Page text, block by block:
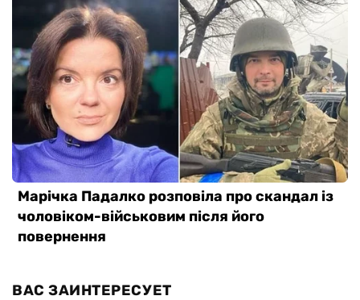
ВАС ЗАИНТЕРЕСУЕТ